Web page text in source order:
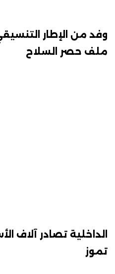
وفد من الإطار
ملف حصر السلاح
الداخلية تصادر آلاف
تموز